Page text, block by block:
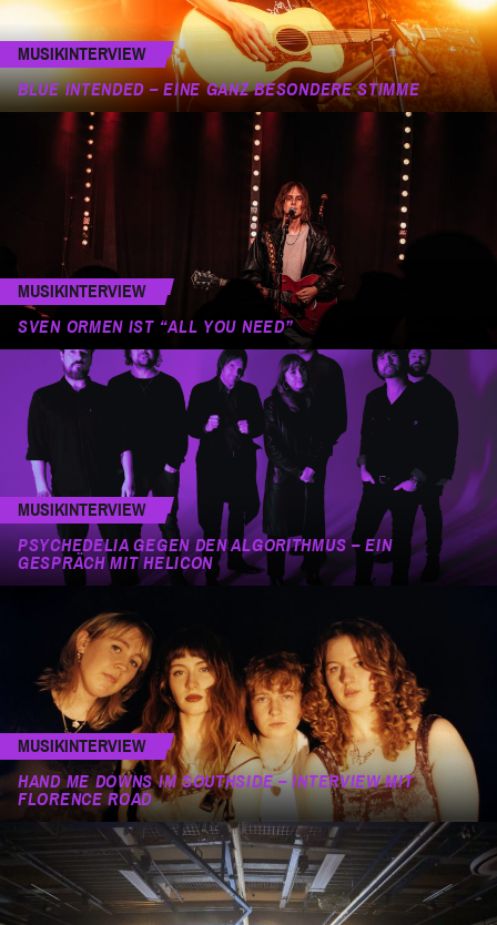
MUSIKINTERVIEW
BLUE INTENDED – EINE GANZ BESONDERE STIMME
MUSIKINTERVIEW
SVEN ORMEN IST “ALL YOU NEED”
MUSIKINTERVIEW
PSYCHEDELIA GEGEN DEN ALGORITHMUS – EIN
GESPRÄCH MIT HELICON
MUSIKINTERVIEW
HAND ME DOWNS IM SOUTHSIDE – INTERVIEW MIT
FLORENCE ROAD